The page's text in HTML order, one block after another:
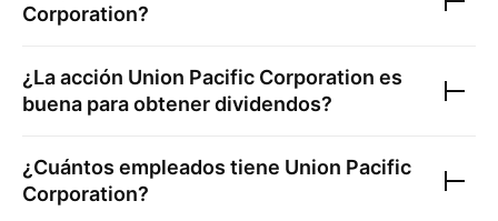
Corporation?
¿La acción Union Pacific Corporation es
buena para obtener dividendos?
¿Cuántos empleados tiene Union Pacific
Corporation?